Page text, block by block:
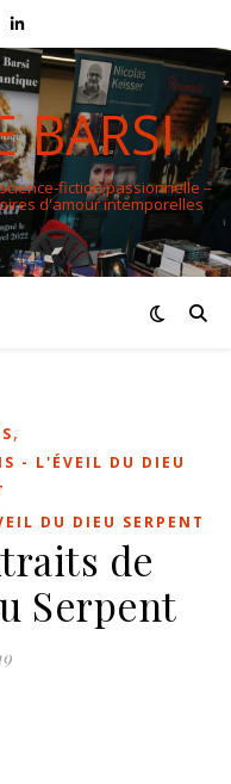
BARSI
fiction passionnelle –
d'amour intemporelles
,
- L'ÉVEIL DU DIEU
DU DIEU SERPENT
de
Serpent